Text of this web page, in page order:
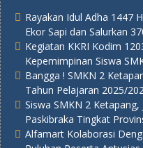
Rayakan Idul Adha 1447
Ekor Sapi dan Salurkan
Kegiatan KKRI Kodim
Kepemimpinan Siswa
Bangga ! SMKN 2
Tahun Pelajaran 2025/
Siswa SMKN 2 Ketapang,
Paskibraka Tingkat
Alfamart Kolaborasi